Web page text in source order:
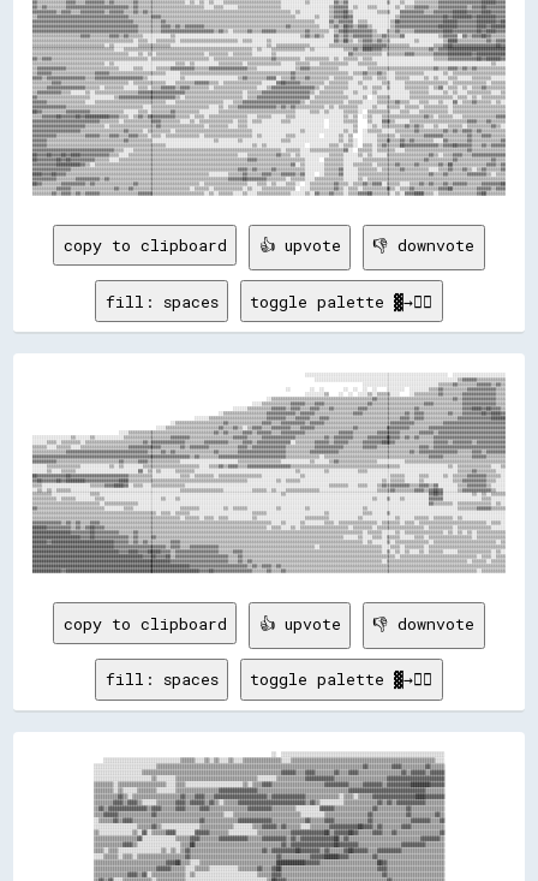
copy to clipboard 👍 upvote 👎 downvote
fill: spaces toggle palette ▓→✊🏽
                                                                                                                      ░░░░░░░░░░░░░░░░░░░░░░░░░░░░░░░░░░░░░░░░░░░░░░░░░░░░░░░░░░░░▒▒▓▓▓▓▓▓▒▒▒▒▒▒▒▒▒▒▒▒
                                                                                                                                          ░░░░░░░░░░░░░░░░░░░░░░░░░░░░░░░░▒▒▒▒▒▒▓▓▒▒▒▒▒▒▒▒▓▓▓▓▓▓▒▒▓▓▒▒
                                                                                                          ░░        ░░  ░░        ░░  ░░  ░░  ░░    ░░░░░░░░  ░░░░░░░░▒▒▒▒▓▓▒▒▒▒▒▒▒▒▒▒▓▓▓▓▓▓▓▓▓▓▓▓▒▒▒▒
                                                                                                                  ░░░░░░░░▒▒    ░░  ░░  ░░░░▒▒░░▒▒▒▒▒▒░░░░    ░░▒▒▒▒▒▒▒▒▒▒▓▓▒▒▒▒▒▒▒▒▓▓▓▓▓▓▓▓▓▓▓▓▓▓▒▒▒▒
                                                                                                  ░░▒▒▒▒▒▒▒▒▒▒▒▒▒▒▒▒▒▒▒▒▒▒▒▒▒▒▒▒▒▒▒▒▒▒▒▒▒▒▒▒▒▒▓▓▒▒▒▒▒▒▒▒▒▒▒▒▒▒▒▒▒▒▒▒▒▒▒▒▒▒▒▒▒▒▒▒▓▓▒▒▓▓▓▓▓▓▓▓▓▓▓▓▓▓▒▒▒▒
                                                                                            ░░░░▒▒▒▒▒▒▒▒▒▒▒▒▓▓▓▓▓▓▒▒▒▒▓▓▓▓▒▒▒▒▒▒▒▒▒▒▒▒▒▒▒▒▒▒▓▓▒▒▒▒▒▒▒▒▒▒▒▒▒▒▒▒▒▒▒▒▒▒▓▓▓▓▒▒▒▒▒▒▒▒▒▒▒▒▓▓▓▓▓▓▓▓▓▓▓▓▓▓▒▒▒▒
                                                                                    ░░░░░░▒▒▒▒▒▒▒▒▒▒▓▓▓▓▓▓▒▒▓▓▓▓▒▒▒▒▓▓▓▓▒▒▒▒▓▓▒▒▒▒▒▒▒▒▒▒▓▓▓▓▒▒▒▒▒▒▒▒▒▒▒▒▒▒▒▒▒▒▒▒▓▓▒▒▒▒▒▒▒▒▒▒▒▒▒▒▒▒▒▒▓▓▓▓████▓▓██▓▓▓▓▒▒
                                                                              ░░▒▒▒▒▒▒▒▒▒▒▒▒▒▒▒▒▒▒▓▓▓▓▓▓▓▓▓▓▓▓▒▒▓▓▓▓▓▓▒▒▒▒▒▒▒▒▒▒▒▒▒▒▒▒▓▓▓▓▒▒▒▒▒▒▒▒▒▒▒▒▒▒▒▒▒▒▓▓▒▒▓▓▓▓▒▒▒▒▒▒▒▒▒▒▓▓▒▒▒▒▓▓▓▓▓▓▓▓██▓▓████▓▓
                                                                    ░░░░░░▒▒▒▒▒▒▒▒▒▒▒▒▒▒▒▒▒▒▒▒▒▒▒▒▓▓▓▓▓▓▓▓▒▒▒▒▓▓▓▓▓▓▒▒▒▒▓▓▓▓▒▒▒▒▒▒▒▒▒▒▒▒▒▒▒▒▒▒▒▒▒▒▒▒▒▒▒▒▒▒▓▓▓▓▒▒▓▓▓▓▒▒▒▒▒▒▒▒▒▒▒▒▒▒▓▓▓▓▓▓▓▓▓▓▓▓▓▓██████
                                                          ░░▒▒▒▒▒▒▒▒▒▒▒▒▒▒▒▒▒▒▒▒▓▓▒▒▒▒▒▒▒▒▒▒▒▒▒▒▓▓▓▓▒▒▒▒▓▓▓▓▓▓▓▓▓▓▒▒▓▓▓▓▓▓▒▒▒▒▒▒▒▒▒▒▒▒▒▒▒▒▒▒▒▒▒▒▒▒▒▒▒▒▓▓▓▓▓▓▓▓▓▓▒▒▒▒▒▒▒▒▒▒▒▒▓▓▓▓▓▓▓▓▓▓▓▓▓▓▓▓▓▓▓▓▓▓▓▓▓▓
                                                    ░░░░▒▒▒▒▒▒▒▒▒▒▒▒▒▒▒▒▒▒▒▒▒▒▓▓▒▒▒▒▓▓▒▒░░▒▒▓▓▓▓▒▒▒▒▓▓▓▓▓▓▓▓▒▒▒▒▓▓▓▓▓▓▒▒▒▒▒▒▒▒▒▒▒▒▒▒▒▒▓▓▒▒▒▒▒▒▒▒▒▒▒▒▓▓▓▓▓▓▓▓▓▓▒▒▒▒▒▒▒▒▓▓▓▓▓▓▓▓▓▓▓▓▓▓▓▓▓▓▓▓▓▓▓▓▓▓▓▓▓▓▓▓
                                    ░░░░▒▒▒▒▒▒▒▒▒▒▒▒▒▒▒▒▒▒▒▒▒▒▒▒▒▒▒▒▒▒▒▒▒▒▒▒▓▓▒▒▓▓▒▒▒▒▒▒▓▓▓▓▒▒▓▓▓▓▓▓▒▒▒▒▓▓▓▓▓▓▓▓▓▓▒▒▒▒▒▒▒▒▒▒▒▒▒▒▓▓▓▓▓▓▒▒▒▒▒▒▒▒▒▒▓▓▓▓▓▓▓▓▓▓▒▒▒▒▒▒▒▒▓▓▓▓▓▓▒▒▓▓▓▓▓▓▓▓▓▓▓▓▓▓▓▓▓▓▓▓▓▓▓▓▓▓▓▓
░░░░░░░░░░░░░░░░▒▒░░░░░░▒▒░░░░░░░░░░░░▒▒▒▒▒▒▒▒▒▒▒▒▒▒▒▒▒▒▒▒▓▓▓▓▓▓▓▓▒▒▒▒▒▒▒▒▒▒▒▒▒▒▒▒▒▒▓▓▓▓▓▓▒▒▒▒▒▒▓▓▓▓▓▓▓▓▓▓▓▓▓▓▒▒▒▒▒▒▒▒▒▒▒▒▓▓▒▒▓▓▓▓▓▓▓▓▒▒▒▒▒▒▓▓▓▓▓▓▓▓██▓▓▓▓▒▒▓▓▒▒▓▓▒▒▒▒▒▒▓▓▓▓▓▓▓▓▓▓▓▓▓▓▓▓▓▓▓▓▓▓▓▓▓▓▓▓▓▓
░░░░░░▒▒▒▒░░▒▒▒▒▒▒▒▒░░▒▒▒▒▒▒▒▒▒▒▒▒▒▒▒▒▒▒▒▒▒▒▒▒▓▓▒▒▓▓▓▓▓▓▓▓▓▓▓▓▓▓▒▒▒▒▒▒▒▒▓▓▓▓▓▓▓▓▓▓▒▒▒▒▒▒▓▓▓▓▒▒▓▓▓▓▓▓▓▓▓▓▓▓▓▓░░▒▒▒▒▒▒▒▒▓▓▓▓▓▓▒▒▓▓▓▓▓▓▒▒▒▒▒▒▓▓▓▓▓▓▓▓████▓▓▒▒▒▒▒▒▒▒▒▒▒▒▒▒▒▒▓▓▓▓▓▓▒▒▓▓▓▓▓▓▓▓▒▒▓▓▓▓▓▓▓▓▓▓▓▓
▒▒▒▒▒▒░░░░▒▒▒▒▒▒░░░░▒▒▒▒▒▒▒▒▒▒▒▒▒▒▒▒▒▒▒▒▓▓▓▓▓▓▓▓▓▓▓▓▓▓▒▒▒▒▒▒▒▒▓▓▒▒▓▓▓▓▓▓▓▓▒▒▒▒▒▒▒▒▒▒▒▒▓▓▓▓▒▒▓▓▓▓▓▓▓▓▓▓▓▓▓▓▒▒▒▒▒▒▒▒▒▒▒▒▓▓▓▓▓▓▓▓▓▓▓▓▒▒▒▒▒▒▒▒▓▓▓▓▓▓▒▒▒▒▒▒▒▒▒▒▒▒▒▒▒▒▒▒▓▓▓▓▒▒▓▓▓▓▓▓▓▓▓▓▓▓▓▓▓▓▓▓▓▓▓▓▓▓▓▓▓▓▓▓
▒▒▒▒▒▒▒▒▒▒▒▒▒▒▓▓▓▓▓▓▓▓▓▓▓▓▓▓▓▓▓▓▓▓▓▓▓▓▓▓▓▓▓▓▓▓▓▓▒▒▒▒▒▒▓▓▒▒▓▓▒▒▒▒▒▒▒▒▒▒▒▒▒▒▒▒▓▓▒▒▒▒▒▒▒▒▓▓▓▓▓▓▓▓▓▓▓▓▓▓▓▓▓▓▓▓▒▒▒▒▒▒▒▒▒▒▓▓▓▓▓▓▓▓▓▓▓▓▒▒▒▒▒▒▒▒▒▒▒▒▒▒▒▒▒▒▒▒▒▒▒▒▒▒▒▒▒▒▓▓▒▒▓▓▓▓▓▓▓▓▓▓▓▓▓▓▓▓▒▒▒▒▒▒▓▓▓▓▒▒▓▓▓▓▓▓▓▓
▓▓▓▓▓▓▓▓▓▓▓▓▓▓▓▓▓▓▓▓▓▓▓▓▓▓▓▓▓▓▓▓▓▓▓▓▓▓▓▓▓▓▓▓▓▓▓▓▓▓▓▓▓▓▓▓▓▓▓▓▓▓▓▓▓▓▒▒▓▓▒▒▒▒▒▒▒▒▓▓▓▓▓▓▓▓▓▓▓▓▓▓▓▓▓▓▓▓▓▓▓▓▓▓▓▓▒▒▒▒▒▒▒▒▒▒▒▒▒▒░░▒▒▒▒▒▒▒▒▒▒▒▒▒▒▒▒▒▒▒▒▒▒▒▒▒▒▒▒▒▒▒▒▒▒▒▒▒▒▒▒▒▒▒▒▓▓▓▓▓▓▒▒▒▒▒▒▒▒▒▒▒▒▓▓▓▓▓▓▒▒▒▒▒▒▒▒
▓▓▓▓▓▓▓▓▓▓▒▒▒▒▒▒▒▒▒▒▒▒▒▒▒▒▒▒▒▒▒▒▒▒▒▒▓▓▒▒▒▒▒▒▓▓▓▓▒▒▒▒▒▒▒▒▒▒▒▒▒▒░░░░░░░░░░░░░░░░░░░░░░░░▒▒▒▒▒▒▒▒▒▒▒▒▒▒▒▒▒▒░░░░░░░░░░░░▒▒░░░░░░▒▒▓▓▒▒▒▒▒▒▒▒▒▒▒▒▒▒▒▒░░░░░░░░░░░░▒▒▒▒▒▒▒▒▒▒▒▒▒▒▒▒▒▒▒▒▒▒▒▒▒▒▒▒▒▒▒▒▒▒▒▒▒▒▒▒▒▒
░░░░░░▒▒▒▒▒▒▒▒▒▒▒▒▒▒░░░░░░░░░░░░▒▒░░▒▒░░░░░░░░▒▒▒▒▒▒▒▒▒▒▒▒▒▒▒▒▒▒▒▒▒▒▒▒░░░░▒▒▒▒▓▓▒▒▓▓▓▓▒▒▒▒▓▓▓▓▓▓▓▓▓▓▓▓▓▓▓▓▓▓▒▒▒▒▒▒▒▒▒▒▒▒▒▒▒▒▒▒▒▒▒▒▒▒▒▒▒▒▒▒▒▒▒▒▒▒▒▒▒▒▒▒▒▒▒▒░░░░░░░░░░░░░░░░░░░░▒▒░░▒▒▒▒▒▒▒▒▒▒▒▒▒▒░░░░▒▒
░░░░░░▒▒░░░░▒▒▒▒▒▒░░░░░░░░░░░░░░░░░░░░░░░░░░▓▓░░▒▒░░▒▒░░░░░░▒▒▒▒▒▒▒▒░░░░░░░░░░░░░░░░░░░░░░░░░░░░░░░░░░░░░░░░░░▒▒░░░░░░░░░░▒▒░░░░░░░░░░░░▒▒▒▒░░░░░░░░░░░░░░░░░░░░░░░░░░░░░░░░░░░░░░▒▒▒▒▒▒▓▓▒▒▒▒▒▒▒▒░░░░
██▓▓▓▓▓▓▓▓▓▓▓▓██▓▓▓▓▓▓▓▓▓▓▓▓▓▓▓▓▓▓▓▓▓▓▓▓▒▒▒▒▒▒▒▒▒▒░░░░░░░░░░░░▒▒▒▒░░▒▒▒▒▒▒▒▒░░▒▒▒▒▒▒▒▒▒▒▒▒▒▒▒▒▒▒░░░░░░░░░░░░░░░░▒▒░░░░░░░░░░░░░░░░░░░░░░░░░░░░░░░░░░░░▒▒▒▒▒▒░░░░░░▒▒▒▒░░░░░░▒▒░░▒▒▒▒▒▒▓▓▓▓▓▓▓▓▒▒▒▒▒▒░░
▓▓██▓▓▓▓▓▓██▓▓████████▓▓▓▓▓▓▓▓▓▓▓▓▓▓████▒▒▒▒▒▒▒▒▒▒▒▒▒▒▒▒▒▒▒▒▒▒▒▒▒▒▒▒▒▒▒▒▒▒▒▒▒▒▒▒▒▒▒▒▒▒▒▒▒▒░░░░░░░░░░░░▒▒░░▒▒▒▒▒▒░░░░░░░░░░░░░░░░░░░░░░░░░░░░░░░░░░▒▒░░▒▒▒▒▒▒░░░░░░▒▒░░░░░░░░░░░░▒▒▒▒▓▓▓▓▓▓▓▓▓▓▒▒▒▒░░░░
▒▒▒▒░░░░░░░░░░░░░░░░░░░░▒▒▒▒▒▒▓▓▓▓████▓▓░░▒▒▒▒░░░░▒▒▒▒▒▒▒▒▒▒▒▒▒▒░░░░░░░░░░░░░░░░░░░░░░░░░░░░░░░░░░░░░░░░░░░░░░░░░░░░░░░░░░░░▒▒▒▒▒▒▒▒░░░░▒▒▒▒░░░░▒▒▓▓▒▒▓▓▓▓▓▓▓▓▒▒▒▒▓▓▓▓▒▒▓▓░░░░░░░░▒▒▒▒▓▓▓▓▓▓▓▓▒▒░░░░░░
░░▒▒░░▒▒░░▒▒▒▒▒▒░░░░░░░░░░░░░░░░░░░░░░░░░░░░░░░░░░░░░░░░░░░░░░▒▒▒▒▒▒▒▒▒▒▒▒▒▒▒▒▒▒░░░░░░░░░░░░▒▒▒▒▒▒░░▒▒░░░░▒▒▒▒▒▒▒▒▒▒▒▒▒▒░░░░░░░░░░░░░░░░░░░░░░░░▒▒▒▒▒▒▓▓▒▒▒▒▒▒▒▒▓▓▓▓▒▒▓▓██▓▓░░░░░░▒▒▓▓▓▓▓▓▓▓▓▓▓▓▒▒░░░░
██████▓▓██████████████████████████▓▓▓▓▓▓▒▒▓▓▒▒▓▓▒▒▒▒▒▒▒▒▒▒▓▓▓▓▒▒▒▒▒▒▒▒▒▒▒▒▒▒▒▒▒▒▒▒▒▒▒▒▒▒▒▒▒▒▒▒▒▒▒▒▒▒▒▒▒▒▒▒▒▒▒▒▒▒▒▒▒▒▒▒▒▒▒▒▒▒▒▒▒▒▒▒▒▒▒▒▒▒▒▒░░▒▒░░░░░░▒▒░░▒▒▒▒▒▒▒▒▒▒▒▒▒▒░░▒▒▒▒▒▒▒▒▒▒▒▒▒▒▒▒▒▒▒▒▒▒▒▒▒▒░░▒▒
██████████████████████████████████▓▓▓▓▓▓▓▓▓▓▓▓▓▓▓▓▓▓▓▓▓▓▒▒▓▓▓▓▒▒▒▒▓▓▓▓▓▓▓▓▓▓▓▓▒▒▒▒▒▒▒▒▒▒▒▒▒▒▒▒▒▒▒▒▒▒▒▒▒▒▒▒▒▒▒▒▒▒▒▒▒▒▒▒░░▒▒▒▒▒▒▒▒▒▒▒▒▒▒▒▒▒▒▒▒▒▒▒▒▒▒░░░░▒▒▒▒░░▒▒▒▒▒▒▒▒░░▒▒▒▒▒▒▒▒▒▒▒▒▒▒▒▒▒▒▒▒▒▒▒▒▒▒▒▒▒▒▒▒
████████████████████████████████████▓▓▓▓████▓▓▓▓██████▓▓▓▓▒▒▓▓▓▓▓▓▓▓▓▓▓▓▓▓▓▓▓▓▒▒▒▒▒▒▓▓▓▓▒▒▒▒▒▒▒▒▒▒▒▒▒▒▒▒▒▒▒▒▒▒▒▒▒▒▒▒▒▒▒▒▒▒▒▒▒▒▒▒▒▒▒▒▒▒▒▒▒▒▒▒▒▒▒▒▒▒░░▒▒░░▒▒░░▒▒░░░░▒▒░░▒▒▒▒▒▒░░░░░░▒▒▒▒▒▒▒▒▒▒▒▒▒▒░░▒▒░░
██████████████████████████████████████████████▓▓▓▓██▓▓▓▓██▒▒▓▓▓▓▓▓▓▓▓▓▓▓▓▓▓▓▓▓▓▓▓▓▒▒▒▒▓▓▒▒▒▒▒▒▒▒▒▒▒▒▒▒▒▒▒▒▒▒▒▒▒▒▒▒▒▒▒▒▒▒▒▒▒▒▒▒▒▒▒▒▒▒▒▒▒▒▒▒▒▒▒▒▒▒▒▒▒▒▒▒▒▒░░▒▒▒▒▒▒▒▒▒▒▒▒▒▒▒▒▒▒▒▒▒▒▒▒▒▒▒▒▒▒▒▒░░▒▒▒▒░░▒▒▒▒
██████████████████████████████████████████████████████████▓▓▓▓▓▓▓▓▓▓▓▓▓▓▓▓▓▓▓▓▓▓▓▓▒▒▒▒▓▓▒▒▓▓▒▒▒▒▒▒▒▒▒▒▒▒▒▒▒▒▒▒▒▒▒▒▒▒▒▒▒▒▒▒▒▒▒▒▒▒▒▒▒▒▒▒▒▒▒▒▒▒▒▒▒▒▒▒░░▒▒▒▒▒▒▒▒▒▒▒▒▒▒▒▒▒▒▒▒▒▒▒▒▒▒▒▒▒▒▒▒▒▒░░▒▒▒▒▒▒░░▒▒▒▒▒▒
██████████████████████████████████████████████████████████████████▓▓▓▓▓▓▓▓▓▓▓▓▓▓▓▓▓▓▓▓▓▓▓▓▒▒▓▓▒▒▓▓▓▓▒▒▓▓▒▒▒▒▒▒▒▒▒▒▒▒▒▒▒▒▒▒▒▒▒▒▒▒▒▒▒▒▒▒▒▒▒▒▒▒▒▒▒▒▒▒▒▒▒▒▒▒▒▒▒▒▒▒▒▒▒▒▒▒▒▒▒▒▒▒▒▒▒▒▒▒▒▒▒▒▒▒▒▒▒▒▒▒▒▒▒▒▒▒▒▒▒▒
copy to clipboard 👍 upvote 👎 downvote
fill: spaces toggle palette ▓→✊🏽
    ░░░░░░░░░░░░░░░░░░░░░░░░░░░░░░░░▒▒▒▒▒▒░░░░▒▒░░▒▒░░░░▒▒░░░░▒▒▒▒▒▒▒▒▒▒▒▒▒▒▒▒░░░░▒▒▒▒▒▒▒▒▒▒▒▒▒▒▒▒▒▒▒▒▒▒▒▒▒▒▒▒▒▒▒▒▒▒▒▒▒▒▒▒▒▒▒▒▒▒▒▒▒▒▒▒▒▒▒▒▒▒▒▒░░░░
░░░░░░░░░░░░░░░░░░░░░░░░░░▒▒▒▒▒▒▒▒▒▒▒▒▒▒▒▒▒▒▒▒▒▒▒▒▒▒▒▒▒▒▒▒▒▒▒▒▒▒▒▒▒▒▒▒▒▒▒▒▒▒▒▒▒▒▒▒▒▒▒▒▒▒▒▒▒▒▒▒▒▒▒▒▒▒▒▒▒▒▒▒▒▒▒▒▒▒▓▓▒▒▒▒▒▒▒▒▒▒▓▓▓▓▒▒▒▒▒▒▒▒▒▒▓▓▒▒▒▒▒▒
░░░░░░░░░░░░░░░░░░░░▒▒▒▒▒▒▒▒▒▒▒▒▒▒▒▒▒▒▒▒▒▒▒▒▒▒▒▒▒▒▒▒▒▒▒▒▒▒▒▒▒▒▒▒▒▒▒▒▒▒▒▒▒▒▒▒▒▒▓▓▓▓▓▓▒▒▒▒▓▓▓▓▒▒▒▒▒▒▒▒▓▓▒▒▒▒▓▓▓▓▒▒▒▒▒▒▒▒▒▒▒▒▒▒▒▒▒▒▓▓▒▒▓▓▓▓▓▓▒▒▓▓▓▓▓▓
░░░░░░░░░░░░░░░░░░░░░░░░▒▒░░░░░░░░▒▒▒▒▒▒▒▒▒▒▒▒▒▒▒▒▒▒▒▒▒▒▒▒▒▒▒▒▒▒▒▒▒▒░░░░░░░░▒▒▒▒▒▒▒▒▒▒▒▒▓▓▓▓▓▓▓▓▓▓▓▓▒▒▒▒▒▒▒▒▒▒▒▒▒▒▒▒▒▒▒▒▒▒▓▓▓▓▓▓▓▓▓▓▓▓▓▓▓▓▓▓▓▓▓▓▓▓
▒▒▒▒▒▒▒▒░░▒▒▒▒▒▒▒▒▒▒▒▒▒▒▒▒▒▒▒▒░░░░▒▒▒▒░░░░░░░░░░░░░░░░░░░░░░░░▒▒░░▒▒▒▒▓▓▓▓▒▒▒▒▒▒▒▒▒▒▒▒▒▒▒▒▒▒▒▒▒▒▓▓▓▓▓▓▓▓▓▓▒▒▒▒▒▒▓▓▓▓▓▓▓▓▒▒▓▓▓▓▓▓▓▓▓▓████████▓▓▓▓▓▓
▒▒▒▒▒▒▒▒░░▒▒░░░░░░▒▒▒▒▒▒▒▒░░░░░░░░▒▒▒▒▒▒▒▒▒▒▒▒▒▒▒▒▒▒▓▓▓▓▓▓▓▓▓▓▓▓▓▓▓▓▒▒▒▒▒▒▒▒▒▒▒▒▒▒▒▒▒▒▒▒▒▒▒▒▒▒▒▒▒▒▒▒▒▒▒▒▒▒▓▓▓▓▓▓▓▓▓▓▓▓▓▓▓▓▓▓▓▓▓▓▓▓▓▓▓▓▓▓▓▓▒▒▒▒▒▒▒▒
▒▒▒▒▒▒▒▒▒▒▓▓▒▒░░▒▒▒▒▒▒▒▒▒▒▒▒▒▒▒▒▒▒▒▒▓▓▒▒▒▒▓▓▓▓▒▒▒▒▓▓▓▓▓▓▓▓▓▓▓▓▓▓▓▓▓▓▓▓▓▓▒▒▓▓▓▓▓▓▓▓▓▓▓▓▓▓▒▒▒▒▒▒▒▒▒▒▒▒▒▒░░▒▒▒▒░░▒▒▒▒▒▒▓▓▓▓▓▓▓▓▓▓▓▓▓▓▓▓▓▓████▓▓▓▓▓▓▓▓
▒▒▒▒▒▒▒▒▓▓▓▓▒▒▓▓▓▓▒▒░░░░░░▒▒▒▒▒▒▒▒▓▓▓▓▒▒▓▓▓▓▓▓▒▒▓▓▒▒░░▒▒▒▒▒▒▓▓▓▓▓▓▓▓▓▓▓▓▓▓▓▓▓▓▓▓▓▓▓▓▓▓▓▓▒▒▓▓▒▒░░░░░░░░░░▒▒▒▒▒▒▒▒▒▒▒▒▒▒▓▓▒▒▓▓▒▒▓▓▓▓▓▓▓▓▓▓▓▓▒▒▒▒▒▒▒▒
▒▒▓▓▒▒▓▓▓▓▓▓▓▓▓▓▓▓▓▓▓▓▒▒▓▓▓▓▒▒▒▒▒▒▓▓▓▓▒▒▒▒▒▒▓▓▓▓▒▒▒▒▒▒▒▒▒▒▒▒▒▒▒▒▓▓▓▓▓▓▓▓▓▓▒▒▒▒▒▒▒▒▒▒░░░░░░░░░░▓▓▓▓▓▓▒▒▒▒▒▒▒▒▒▒▒▒▒▒▒▒▓▓▒▒▒▒▒▒▒▒▒▒▒▒▓▓▒▒▒▒▒▒▒▒▒▒▒▒▒▒
▒▒▒▒▓▓▓▓▓▓▒▒▒▒▒▒▒▒▒▒▒▒▒▒▓▓▒▒▒▒▒▒▒▒▒▒▒▒▒▒▒▒▒▒▒▒▒▒▒▒▒▒▒▒░░░░▒▒▒▒▒▒▒▒▒▒▒▒▒▒▒▒▒▒▒▒▒▒▒▒▒▒▒▒░░░░░░░░░░▒▒▒▒▒▒▒▒▒▒▒▒▒▒▒▒▒▒▓▓▒▒▒▒▒▒▒▒▒▒▒▒▒▒▓▓▒▒▒▒▒▒▒▒▒▒▓▓▒▒
░░▒▒▒▒▒▒▓▓▒▒▓▓▓▓▒▒▒▒▒▒▒▒▒▒▒▒▒▒▒▒▒▒▒▒▒▒▒▒▒▒▒▒▓▓▒▒▒▒▒▒▒▒▒▒▒▒▒▒▓▓▓▓▓▓▓▓▓▓▓▓▓▓▒▒▒▒▒▒▒▒▒▒▒▒▒▒▓▓▒▒▒▒▒▒▓▓▓▓▒▒▒▒▒▒▒▒▒▒▒▒▒▒▓▓▒▒▒▒▒▒▒▒▒▒▒▒▒▒▒▒▓▓▓▓▓▓▓▓▒▒▒▒▓▓
░░░░░░░░░░░░░░░░░░▒▒▒▒▒▒▓▓▒▒░░░░░░░░░░░░░░░░▒▒▒▒▒▒▒▒▒▒▒▒▒▒░░░░░░░░▒▒▒▒▓▓▓▓▓▓▒▒▓▓▒▒▒▒▒▒░░░░▒▒▒▒▒▒▒▒▓▓▓▓▓▓▓▓▓▓▓▓██▓▓▓▓▒▒▓▓▒▒▒▒▒▒▒▒▓▓▓▓▒▒▒▒▒▒▒▒▒▒▒▒▒▒
▒▒░░░░░░░░░░░░░░▒▒░░▓▓░░▒▒▒▒▒▒▓▓▓▓░░░░░░░░▓▓▓▓▓▓▒▒▒▒▒▒▒▒░░░░░░░░░░░░▒▒▒▒▒▒▒▒▒▒▒▒▒▒▓▓▓▓▓▓▓▓▓▓▓▓▓▓██▒▒▓▓▓▓▓▓██▓▓▒▒▒▒▒▒▓▓▓▓▒▒▒▒▓▓▒▒▒▒▒▒▒▒▒▒▒▒▒▒▒▒▒▒▓▓
▒▒▒▒▒▒▒▒▒▒▒▒▒▒▒▒▒▒▓▓░░░░░░░░░░░░░░▒▒▒▒▒▒▓▓▓▓▒▒▒▒▒▒▒▒▓▓▓▓▓▓▓▓▓▓▓▓▒▒▒▒▒▒▓▓▓▓▓▓▓▓▓▓▒▒▓▓▒▒▓▓▓▓▓▓▓▓▓▓▓▓▓▓██▒▒▓▓▒▒▒▒▒▒▒▒▒▒▒▒▒▒▒▒▒▒▒▒▒▒▒▒▒▒▒▒▒▒▓▓▓▓▓▓▓▓▒▒
▒▒▒▒▒▒▒▒▒▒▒▒▓▓▓▓▒▒░░░░░░░░░░░░░░░░░░▒▒▒▒██▒▒▒▒▒▒▒▒▒▒▒▒▒▒▒▒▒▒▒▒▒▒▒▒▒▒▒▒▒▒▒▒▒▒▒▒▓▓▒▒▓▓▓▓▓▓▓▓▓▓▓▓▓▓▓▓▓▓██▓▓▓▓▓▓▓▓▒▒▒▒▒▒▒▒▒▒▒▒▒▒▒▒▒▒▓▓▓▓▓▓▓▓▓▓▒▒▒▒▒▒▒▒
▒▒▒▒░░▒▒▒▒░░░░░░░░░░░░░░░░░░▒▒░░▒▒░░▒▒▓▓▒▒▒▒▒▒▒▒▒▒▒▒▒▒▒▒▒▒▒▒▒▒▒▒▒▒▒▒▒▒▓▓▒▒▓▓▓▓▓▓▓▓▓▓██▓▓▓▓▓▓▓▓▒▒▓▓▒▒▒▒▒▒▓▓██▓▓▓▓▓▓▒▒▒▒▓▓▓▓▓▓▓▓▓▓▒▒▒▒▒▒▒▒▒▒▒▒▒▒▒▒▒▒
░░░░▒▒▒▒▒▒░░▒▒▒▒░░▒▒▒▒▒▒▒▒▒▒▒▒▒▒▒▒▒▒▒▒▓▓▒▒▒▒▒▒▒▒▒▒▒▒▒▒▒▒▒▒▒▒▒▒▒▒▒▒▒▒▒▒▒▒▒▒▒▒▓▓▒▒▒▒▒▒▒▒▒▒▒▒▓▓▓▓▓▓██████▓▓▓▓▒▒▒▒▒▒▒▒▒▒▓▓▒▒▒▒▒▒▒▒▒▒▒▒▒▒▒▒▒▒▒▒▒▒▒▒▒▒▒▒
▒▒▒▒▒▒▒▒▒▒▒▒▒▒▒▒▒▒▒▒▒▒▒▒▒▒▒▒▒▒▓▓▓▓██▒▒▒▒░░░░▒▒▒▒▒▒▒▒▒▒▒▒▒▒▒▒▒▒▒▒▒▒▒▒▒▒▒▒▒▒▒▒████████████▓▓▓▓▓▓▒▒▒▒▒▒▒▒▒▒▒▒▒▒▒▒▒▒▒▒▒▒▒▒██▓▓▒▒▒▒▒▒▒▒▒▒▒▒▒▒▒▒▒▒▒▒▒▒▒▒
▒▒▒▒▒▒▒▒▒▒▒▒▒▒▒▒▒▒▒▒▒▒▒▒▒▒▓▓▓▓▓▓▒▒▒▒▒▒░░░░▒▒▒▒▒▒░░░░░░░░░░░░▒▒▒▒▒▒▒▒▓▓▒▒▒▒▓▓██▒▒▒▒▒▒▒▒▒▒▒▒▒▒▒▒▒▒▒▒▒▒▒▒▒▒▒▒▒▒▒▒▒▒▒▒▒▒▒▒▓▓▓▓▒▒▒▒▒▒▒▒▒▒▒▒▒▒▒▒▒▒▒▒▒▒▒▒
▒▒▒▒▒▒▒▒▒▒▒▒▒▒▓▓▓▓▒▒▓▓░░▒▒▒▒▒▒▒▒▒▒▒▒▒▒░░▒▒░░░░░░░░░░░░░░░░░░░░░░░░░░▒▒▒▒▒▒▓▓▓▓▒▒▒▒▒▒▒▒▒▒▒▒▒▒▒▒▒▒▒▒▒▒▒▒▒▒▒▒▒▒▒▒▒▒▒▒▒▒▒▒▒▒▓▓▒▒▒▒▒▒▒▒▒▒▒▒▒▒▒▒▒▒▒▒▒▒▒▒